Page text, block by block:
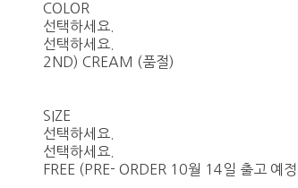
COLOR
선택하세요.
선택하세요.
2ND) CREAM (품절)
SIZE
선택하세요.
선택하세요.
FREE (PRE- ORDER 10월 14일 출고 예